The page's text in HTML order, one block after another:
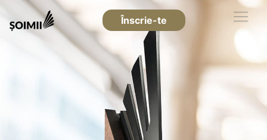
Înscrie-te